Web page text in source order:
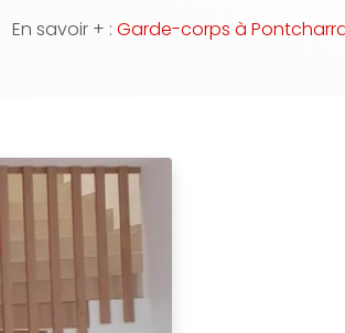
En savoir + : Garde-corps à